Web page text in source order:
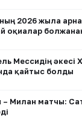
2026 жылға
оқиғалар
Мессидің әкесі
қайтыс болды
– Милан матчы: